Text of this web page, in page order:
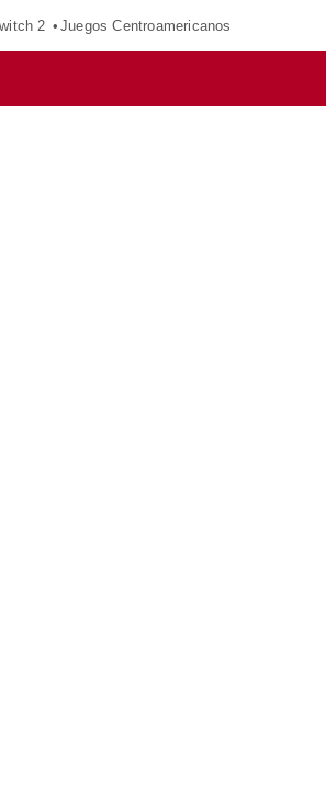
2 Juegos Centroamericanos